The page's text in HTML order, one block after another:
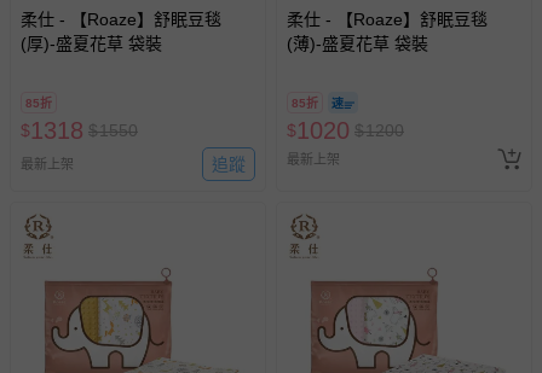
柔仕 - 【Roaze】舒眠豆毯
(厚)-盛夏花草 袋裝
85折
$1318 $1550
最新上架 追蹤
柔仕 - 【Roaze】舒眠豆毯
(薄)-盛夏花草 袋裝
85折
$1020 $1200
最新上架